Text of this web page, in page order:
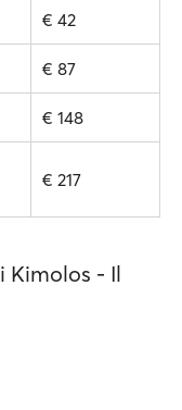
€ 42
€ 87
€ 148
€ 217
Kimolos - Il